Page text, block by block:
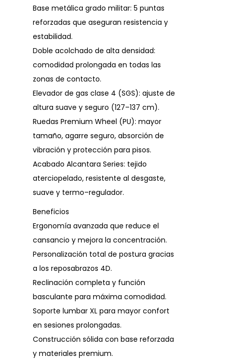
Base metálica grado militar: 5 puntas
reforzadas que aseguran resistencia y
estabilidad.
Doble acolchado de alta densidad:
comodidad prolongada en todas las
zonas de contacto.
Elevador de gas clase 4 (SGS): ajuste de
altura suave y seguro (127–137 cm).
Ruedas Premium Wheel (PU): mayor
tamaño, agarre seguro, absorción de
vibración y protección para pisos.
Acabado Alcantara Series: tejido
aterciopelado, resistente al desgaste,
suave y termo–regulador.
Beneficios
Ergonomía avanzada que reduce el
cansancio y mejora la concentración.
Personalización total de postura gracias
a los reposabrazos 4D.
Reclinación completa y función
basculante para máxima comodidad.
Soporte lumbar XL para mayor confort
en sesiones prolongadas.
Construcción sólida con base reforzada
y materiales premium.